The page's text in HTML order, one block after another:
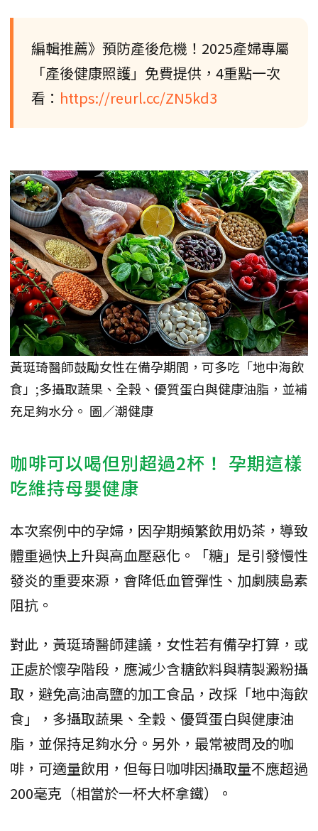
編輯推薦》預防產後危機！2025產婦專屬
「產後健康照護」免費提供，4重點一次
看： https://reurl.cc/ZN5kd3
黃珽琦醫師鼓勵女性在備孕期間，可多吃「地中海飲
食」;多攝取蔬果、全穀、優質蛋白與健康油脂，並補
充足夠水分。 圖／潮健康
咖啡可以喝但別超過2杯！ 孕期這樣
吃維持母嬰健康
本次案例中的孕婦，因孕期頻繁飲用奶茶，導致
體重過快上升與高血壓惡化。「糖」是引發慢性
發炎的重要來源，會降低血管彈性、加劇胰島素
阻抗。
對此，黃珽琦醫師建議，女性若有備孕打算，或
正處於懷孕階段，應減少含糖飲料與精製澱粉攝
取，避免高油高鹽的加工食品，改採「地中海飲
食」，多攝取蔬果、全穀、優質蛋白與健康油
脂，並保持足夠水分。另外，最常被問及的咖
啡，可適量飲用，但每日咖啡因攝取量不應超過
200毫克（相當於一杯大杯拿鐵）。